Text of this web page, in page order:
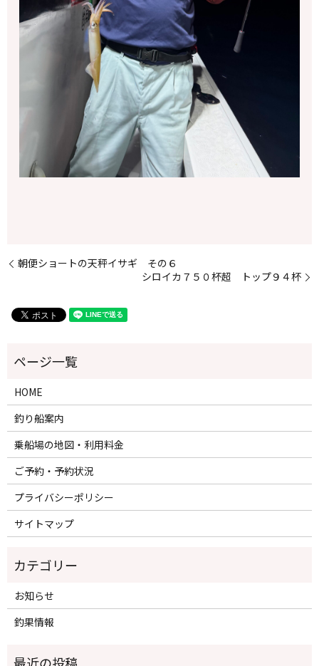
朝便ショートの天秤イサギ その６
シロイカ７５０杯超 トップ９４杯
HOME
釣り船案内
乗船場の地図・利用料金
ご予約・予約状況
プライバシーポリシー
サイトマップ
カテゴリー
お知らせ
釣果情報